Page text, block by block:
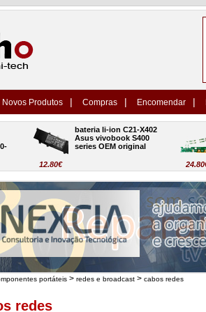
Novos Produtos | Compras | Encomendar |
12.80€
bateria li-ion C21-X402
Asus vivobook S400
series OEM original
24.80€
portáteis > redes e broadcast > cabos redes
redes